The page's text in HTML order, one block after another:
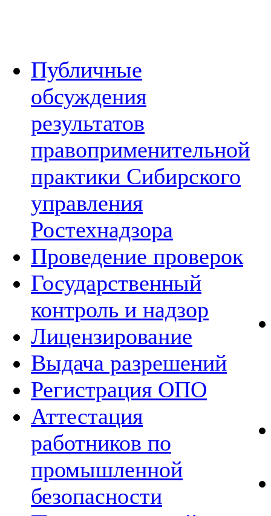
Публичные
обсуждения
результатов
правоприменительной
практики Сибирского
управления
Ростехнадзора
Проведение проверок
Государственный
контроль и надзор
Лицензирование
Выдача разрешений
Регистрация ОПО
Аттестация
работников по
промышленной
безопасности